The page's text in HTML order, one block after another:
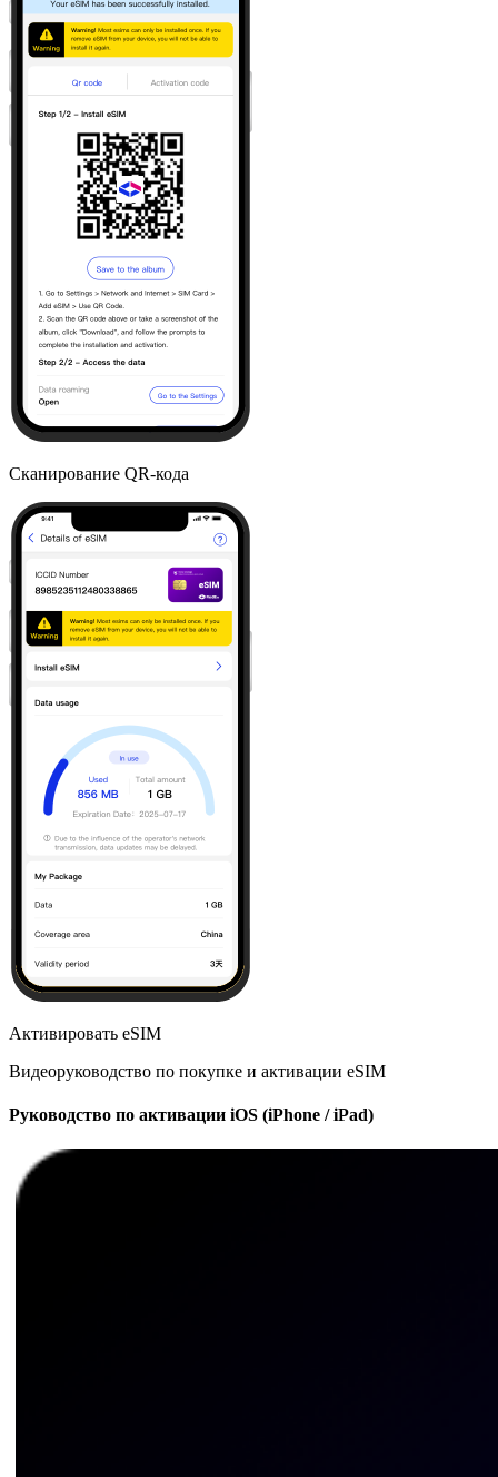
Сканирование QR-кода
Активировать eSIM
Видеоруководство по покупке и активации eSIM
Руководство по активации iOS (iPhone / iPad)